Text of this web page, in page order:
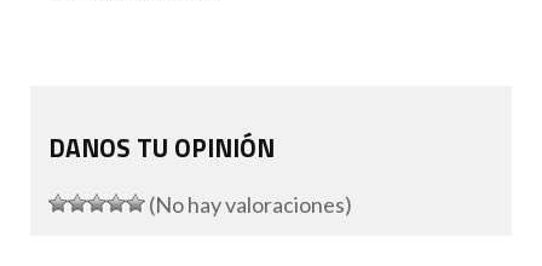
DANOS TU OPINIÓN
(No hay valoraciones)